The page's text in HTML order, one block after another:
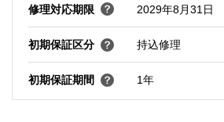
修理対応期限 2029年8月31日
初期保証区分 持込修理
初期保証期間 1年